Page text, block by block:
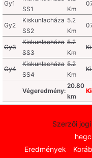
Gy1
SS1
Km
Gy2
Kiskunlacháza
SS2
5.2
Km
Gy3
Kiskunlacháza
SS3
5.2
Km
Gy4
Kiskunlacháza
SS4
5.2
Km
Végeredmény:
20.80
km
Szerzői
Eredmények